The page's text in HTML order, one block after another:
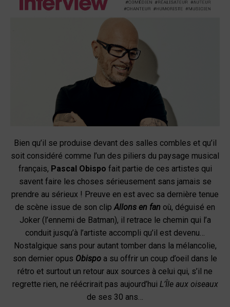
Bien qu’il se produise devant des salles combles et qu’il
soit considéré comme l’un des piliers du paysage musical
français, Pascal Obispo fait partie de ces artistes qui
savent faire les choses sérieusement sans jamais se
prendre au sérieux ! Preuve en est avec sa dernière tenue
de scène issue de son clip Allons en fan où, déguisé en
Joker (l’ennemi de Batman), il retrace le chemin qui l’a
conduit jusqu’à l’artiste accompli qu’il est devenu…
Nostalgique sans pour autant tomber dans la mélancolie,
son dernier opus Obispo a su offrir un coup d’oeil dans le
rétro et surtout un retour aux sources à celui qui, s’il ne
regrette rien, ne réécrirait pas aujourd’hui L’Île aux oiseaux
de ses 30 ans…